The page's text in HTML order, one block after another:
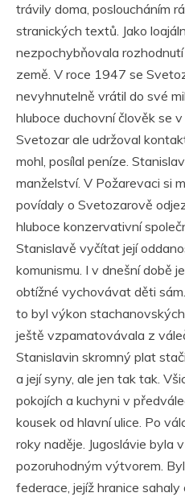
trávily doma, posloucháním
stranických textů. Jako
nezpochybňovala
země. V roce 1947 se
nevyhnutelně vrátil do své
hluboce duchovní člověk se
Svetozar ale udržoval
mohl, posílal peníze.
manželství. V Požarevaci si
povídaly o Svetozarově
hluboce konzervativní
Stanislavě vyčítat její
komunismu. I v dnešní době
obtížné vychovávat děti
to byl výkon
ještě vzpamatovávala z
Stanislavin skromný plat
a její syny, ale jen tak tak.
pokojích a kuchyni v
kousek od hlavní ulice. Po
roky naděje. Jugoslávie byla
pozoruhodným výtvorem.
federace, jejíž hranice sahaly